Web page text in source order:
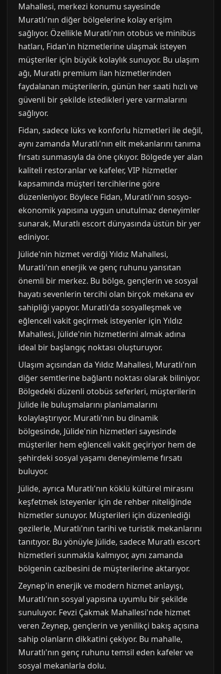
Mahallesi, merkezi konumu sayesinde
Muratlı'nın diğer bölgelerine kolay erişim
sağlıyor. Özellikle Muratlı'nın otobüs ve minibüs
hatları, Fidan'ın hizmetlerine ulaşmak isteyen
müşteriler için büyük kolaylık sunuyor. Bu ulaşım
ağı, Muratlı premium ilan hizmetlerinden
faydalanan müşterilerin, günün her saati hızlı ve
güvenli bir şekilde istedikleri yere varmalarını
sağlıyor.
Fidan, sadece lüks ve konforlu hizmetleri ile değil,
aynı zamanda Muratlı'nın elit mekanlarını tanıma
fırsatı sunmasıyla da öne çıkıyor. Bölgede yer alan
kaliteli restoranlar ve kafeler, VIP hizmetler
kapsamında müşteri tercihlerine göre
düzenleniyor. Böylece Fidan, Muratlı'nın sosyo-
ekonomik yapısına uygun unutulmaz deneyimler
sunarak, Muratlı escort dünyasında üstün bir yer
ediniyor.
Jülide'nin hizmet verdiği Yıldız Mahallesi,
Muratlı'nın enerjik ve genç ruhunu yansıtan
önemli bir merkez. Bu bölge, gençlerin ve sosyal
hayatı sevenlerin tercihi olan birçok mekana ev
sahipliği yapıyor. Muratlı'da sosyalleşmek ve
eğlenceli vakit geçirmek isteyenler için Yıldız
Mahallesi, Jülide'nin hizmetlerini almak adına
ideal bir başlangıç noktası oluşturuyor.
Ulaşım açısından da Yıldız Mahallesi, Muratlı'nın
diğer semtlerine bağlantı noktası olarak biliniyor.
Bölgedeki düzenli otobüs seferleri, müşterilerin
Jülide ile buluşmalarını planlamalarını
kolaylaştırıyor. Muratlı'nın bu dinamik
bölgesinde, Jülide'nin hizmetleri sayesinde
müşteriler hem eğlenceli vakit geçiriyor hem de
şehirdeki sosyal yaşamı deneyimleme fırsatı
buluyor.
Jülide, ayrıca Muratlı'nın köklü kültürel mirasını
keşfetmek isteyenler için de rehber niteliğinde
hizmetler sunuyor. Müşterileri için düzenlediği
gezilerle, Muratlı'nın tarihi ve turistik mekanlarını
tanıtıyor. Bu yönüyle Jülide, sadece Muratlı escort
hizmetleri sunmakla kalmıyor, aynı zamanda
bölgenin cazibesini de müşterilerine aktarıyor.
Zeynep'in enerjik ve modern hizmet anlayışı,
Muratlı'nın sosyal yapısına uyumlu bir şekilde
sunuluyor. Fevzi Çakmak Mahallesi'nde hizmet
veren Zeynep, gençlerin ve yenilikçi bakış açısına
sahip olanların dikkatini çekiyor. Bu mahalle,
Muratlı'nın genç ruhunu temsil eden kafeler ve
sosyal mekanlarla dolu.